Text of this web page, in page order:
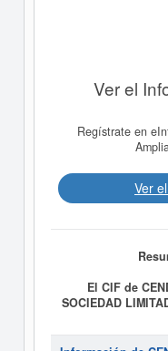
Ver el
Regístrate en
Ver
El CIF de
SOCIEDAD
SOCIEDAD